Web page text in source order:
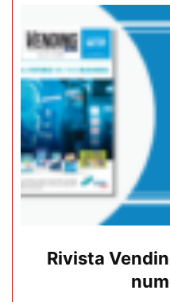
Rivista